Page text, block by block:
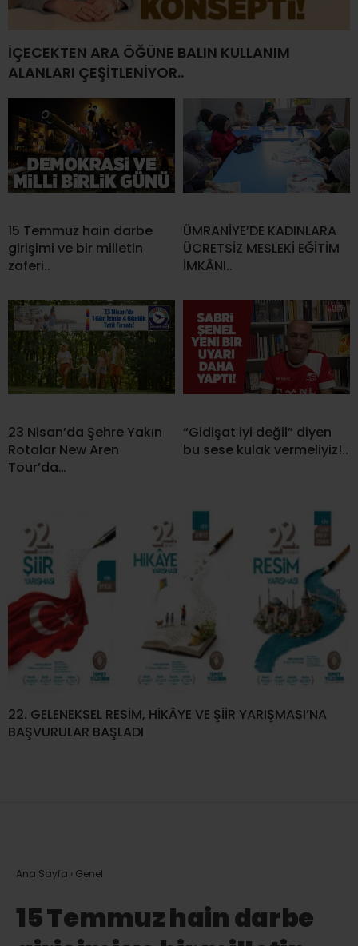
İÇECEKTEN ARA ÖĞÜNE BALIN KULLANIM
ALANLARI ÇEŞİTLENİYOR..
15 Temmuz hain darbe
girişimi ve bir milletin
zaferi..
ÜMRANİYE’DE KADINLARA
ÜCRETSİZ MESLEKİ EĞİTİM
İMKÂNI..
23 Nisan’da Şehre Yakın
Rotalar New Aren
Tour’da…
“Gidişat iyi değil” diyen
bu sese kulak vermeliyiz!..
22. GELENEKSEL RESİM, HİKÂYE VE ŞİİR YARIŞMASI’NA
BAŞVURULAR BAŞLADI
Ana Sayfa › Genel
15 Temmuz hain darbe